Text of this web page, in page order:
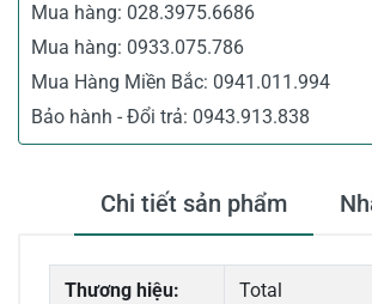
Mua hàng: 028.3975.6686
Mua hàng: 0933.075.786
Mua Hàng Miền Bắc: 0941.011.994
Bảo hành - Đổi trả: 0943.913.838
Chi tiết sản phẩm
Thương hiệu: Total